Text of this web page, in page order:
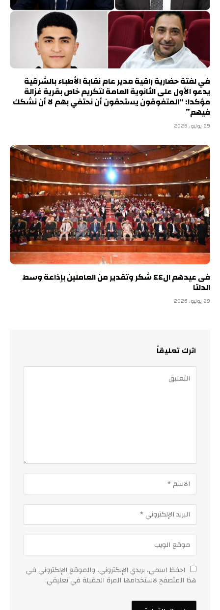
في لفتة حضارية راقية مدير عام نقابة الأطباء بالشرقية
يدعو الأول على الثانوية العامة لتكريم خاص بقرية غزالة
مؤكدا: “المتفوقون يستحقون أن نحتفي بهم لا أن نشكك
فيهم”
29 يوليو، 2026
فى عيدهم ال٤٤ شكر وتقدير من العاملين بإذاعة وسط
الدلتا
29 يوليو، 2026
اترك تعليقاً
احفظ اسمي، بريدي الإلكتروني، والموقع الإلكتروني في
هذا المتصفح لاستخدامها المرة المقبلة في تعليقي.